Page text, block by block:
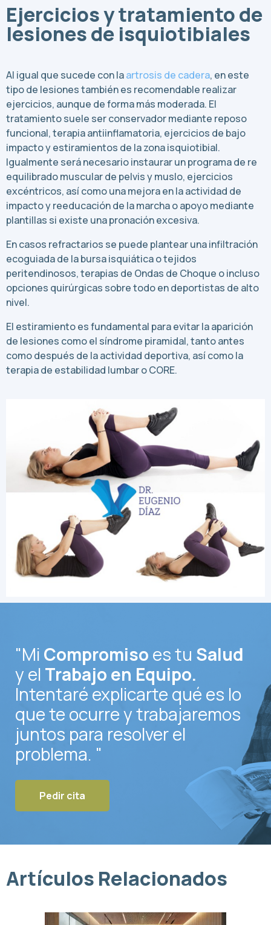
Ejercicios y tratamiento de
lesiones de isquiotibiales
Al igual que sucede con laartrosis de cadera, en este
tipo de lesiones también es recomendable realizar
ejercicios, aunque de forma más moderada. El
tratamiento suele ser conservador mediante reposo
funcional, terapia antiinflamatoria, ejercicios de bajo
impacto y estiramientos de la zona isquiotibial.
Igualmente será necesario instaurar un programa de re
equilibrado muscular de pelvis y muslo, ejercicios
excéntricos, así como una mejora en la actividad de
impacto y reeducación de la marcha o apoyo mediante
plantillas si existe una pronación excesiva.
En casos refractarios se puede plantear una infiltración
ecoguiada de la bursa isquiática o tejidos
peritendinosos, terapias de Ondas de Choque o incluso
opciones quirúrgicas sobre todo en deportistas de alto
nivel.
El estiramiento es fundamental para evitar la aparición
de lesiones como el síndrome piramidal, tanto antes
como después de la actividad deportiva, así como la
terapia de estabilidad lumbar o CORE.
"Mi Compromiso es tu Salud
y el Trabajo en Equipo.
Intentaré explicarte qué es lo
que te ocurre y trabajaremos
juntos para resolver el
problema. "
Pedir cita
Artículos Relacionados